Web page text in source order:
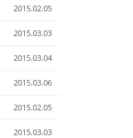
2015.02.05
2015.03.03
2015.03.04
2015.03.06
2015.02.05
2015.03.03